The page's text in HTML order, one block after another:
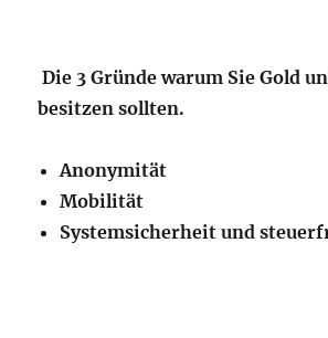
Die 3 Gründe warum Sie Gold
besitzen sollten.
Anonymität
Mobilität
Systemsicherheit und